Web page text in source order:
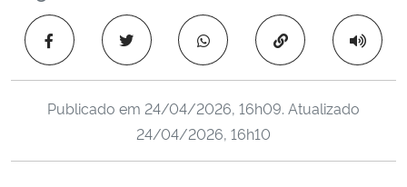
Ministério da Cidadania
Ministério da Saúde
Ministério de Minas e Energia
Copiar para área
Publicado em 24/04/2026, 16h09. Atualizado
24/04/2026, 16h10